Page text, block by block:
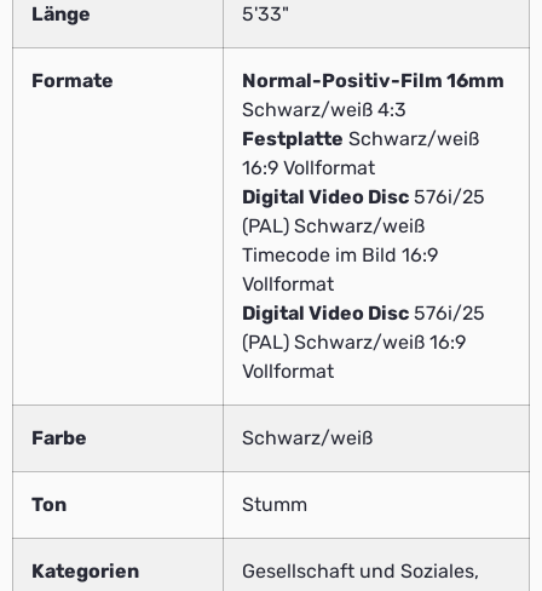
Länge 5'33"
Formate
Normal-Positiv-Film 16mm
Schwarz/weiß 4:3
Festplatte Schwarz/weiß
16:9 Vollformat
Digital Video Disc 576i/25
(PAL) Schwarz/weiß
Timecode im Bild 16:9
Vollformat
Digital Video Disc 576i/25
(PAL) Schwarz/weiß 16:9
Vollformat
Farbe Schwarz/weiß
Ton Stumm
Kategorien
Gesellschaft und Soziales,